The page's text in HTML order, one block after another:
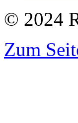
© 2024
Zum